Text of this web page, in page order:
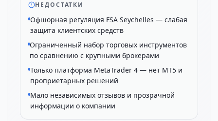
НЕДОСТАТКИ
Офшорная регуляция FSA Seychelles — слабая
защита клиентских средств
Ограниченный набор торговых инструментов
по сравнению с крупными брокерами
Только платформа MetaTrader 4 — нет MT5 и
проприетарных решений
Мало независимых отзывов и прозрачной
информации о компании